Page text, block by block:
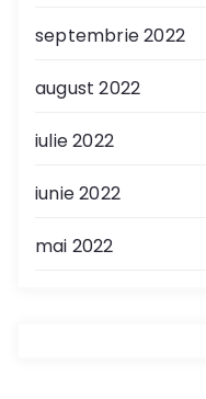
septembrie 2022
august 2022
iulie 2022
iunie 2022
mai 2022